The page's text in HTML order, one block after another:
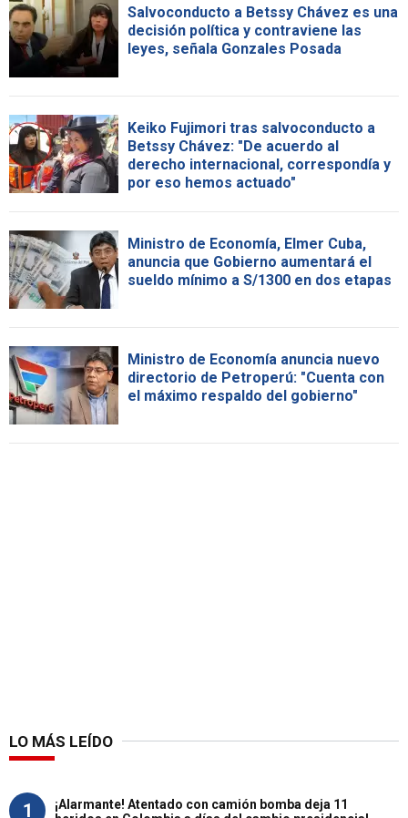
Salvoconducto a Betssy Chávez es una
decisión política y contraviene las
leyes, señala Gonzales Posada
Keiko Fujimori tras salvoconducto a
Betssy Chávez: "De acuerdo al
derecho internacional, correspondía y
por eso hemos actuado"
Ministro de Economía, Elmer Cuba,
anuncia que Gobierno aumentará el
sueldo mínimo a S/1300 en dos etapas
Ministro de Economía anuncia nuevo
directorio de Petroperú: "Cuenta con
el máximo respaldo del gobierno"
LO MÁS LEÍDO
1
¡Alarmante! Atentado con camión bomba deja 11